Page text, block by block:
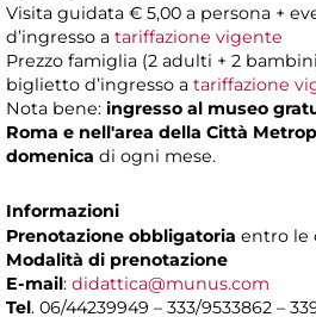
Visita guidata € 5,00 a persona +
d’ingresso a tariffazione vigente
Prezzo famiglia (2 adulti + 2
biglietto d’ingresso a tariffazione
Nota bene: ingresso al museo
Roma e nell'area della Città
domenica di ogni mese.
Informazioni
Prenotazione obbligatoria entro le
Modalità di prenotazione
E-mail: didattica@munus.com
Tel. 06/44239949 – 333/9533862 –